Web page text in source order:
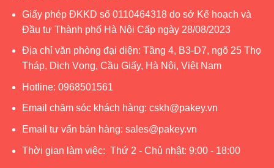
Giấy phép ĐKKD số 0110464318 do sở Kế hoạch và
Đầu tư Thành phố Hà Nội Cấp ngày 28/08/2023
Địa chỉ văn phòng đại diện: Tầng 4, B3-D7, ngõ 25 Thọ
Tháp, Dịch Vọng, Cầu Giấy, Hà Nội, Việt Nam
Hotline: 0968501561
Email chăm sóc khách hàng: cskh@pakey.vn
Email tư vấn bán hàng: sales@pakey.vn
Thời gian làm việc: Thứ 2 - Chủ nhật: 9:00 - 18:00